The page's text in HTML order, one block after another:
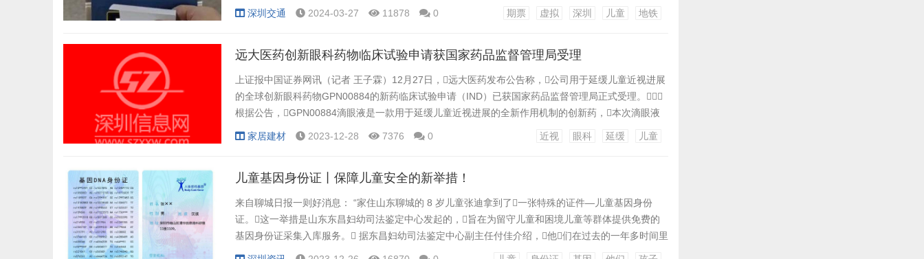
童享受5折优惠。 对比普通儿童票，虚拟儿童票能够与成人同步进出闸机，实现刷码进出闸，解
深圳交通 2024-03-27 11878 0 期票 虚拟 深圳 儿童 地铁
远大医药创新眼科药物临床试验申请获国家药品监督管理局受理
上证报中国证券网讯（记者 王子霖）12月27日，远大医药发布公告称，公司用于延缓儿童近视进展
的全球创新眼科药物GPN00884的新药临床试验申请（IND）已获国家药品监督管理局正式受理。
根据公告，GPN00884滴眼液是一款用于延缓儿童近视进展的全新作用机制的创新药，本次滴眼液
获受理的新药临床试验申请是一项随机、双盲、安慰剂对照、剂量递增的I期临床试验，拟入组40例健
家居建材 2023-12-28 7376 0 近视 眼科 延缓 儿童
儿童基因身份证丨保障儿童安全的新举措！
来自聊城日报一则好消息： “家住山东聊城的 8 岁儿童张迪拿到了一张特殊的证件—儿童基因身份
证。这一举措是山东东昌妇幼司法鉴定中心发起的，旨在为留守儿童和困境儿童等群体提供免费的
基因身份证采集入库服务。 据东昌妇幼司法鉴定中心副主任付佳介绍，他们在过去的一年多时间里
已经为五六千名孩子办理了儿童基因身份证，其中大部分是新生儿。现在，他们正在将这一服务